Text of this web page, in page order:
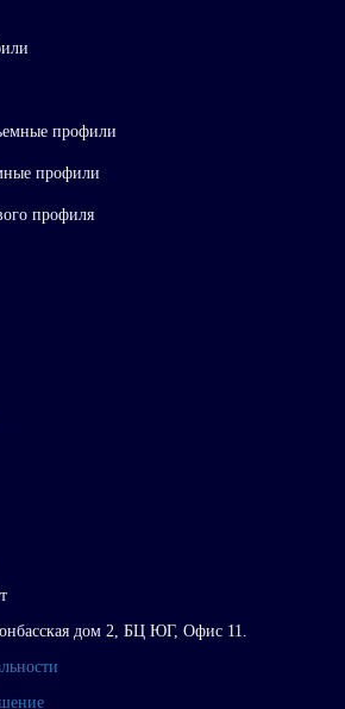
профили
профили
профиля
дом 2, БЦ ЮГ, Офис 11.